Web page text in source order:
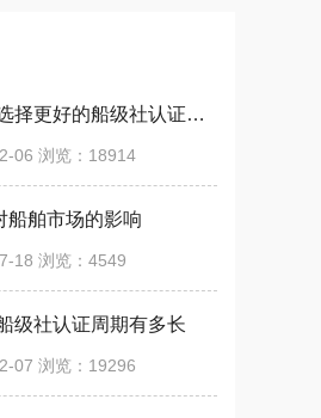
2025年如何选择更好的船级社认证咨询公司？
06 浏览：18914
船舶市场的影响
18 浏览：4549
级社认证周期有多长
07 浏览：19296